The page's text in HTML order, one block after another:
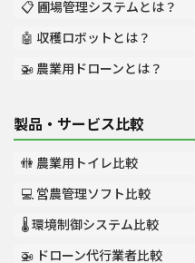
📋 圃場管理システムとは？
🤖 収穫ロボットとは？
🚁 農業用ドローンとは？
製品・サービス比較
🚻 農業用トイレ比較
💻 営農管理ソフト比較
🌡️ 環境制御システム比較
🚁 ドローン代行業者比較